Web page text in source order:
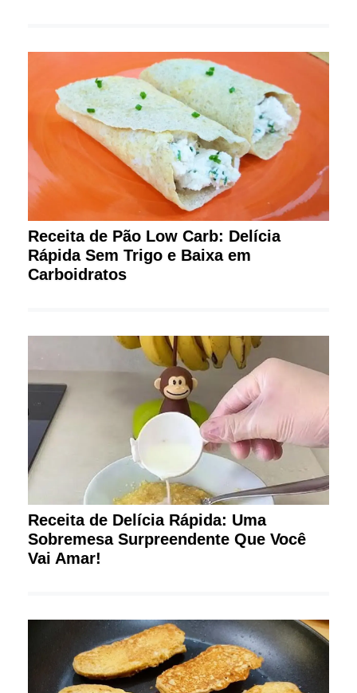
Receita de Pão Low Carb: Delícia
Rápida Sem Trigo e Baixa em
Carboidratos
Receita de Delícia Rápida: Uma
Sobremesa Surpreendente Que Você
Vai Amar!